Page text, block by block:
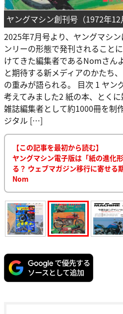
ヤングマシン創刊号（1972年12
2025年7月号より、ヤングマシ
ンリーの形態で発刊されること
けてきた編集者であるNomさん
と期待する新メディアのかたち
の重みが語られる。 目次 1 ヤン
考えてみました2 紙の本、とく
雑誌編集者として約1000冊を
ジタル […]
【この記事を最初から読む】
ヤングマシン電子版は「紙の進化
る？ ウェブマガジン移行に寄せ
Nom